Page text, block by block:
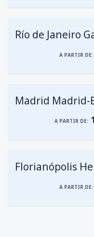
A PARTIR DE:
A PARTIR DE:
A PARTIR DE:
Madrid Madrid-
A PARTIR DE:
Florianópolis
A PARTIR DE: